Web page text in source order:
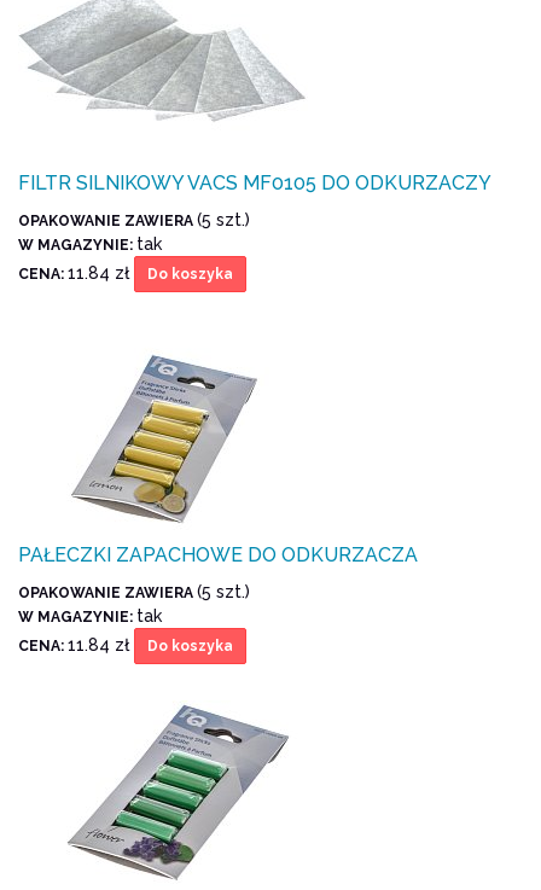
FILTR SILNIKOWY VACS MF0105 DO ODKURZACZY
OPAKOWANIE ZAWIERA (5 szt.)
W MAGAZYNIE: tak
CENA: 11.84 zł Do koszyka
PAŁECZKI ZAPACHOWE DO ODKURZACZA
OPAKOWANIE ZAWIERA (5 szt.)
W MAGAZYNIE: tak
CENA: 11.84 zł Do koszyka